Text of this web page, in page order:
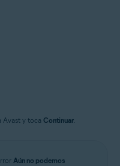
Avast y toca Continuar.
Aún no podemos